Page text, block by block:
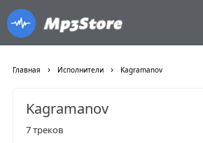
Главная › Исполнители › Kagramanov
Kagramanov
7 треков